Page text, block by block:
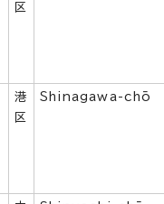
区
港
区
Shinagawa-chō